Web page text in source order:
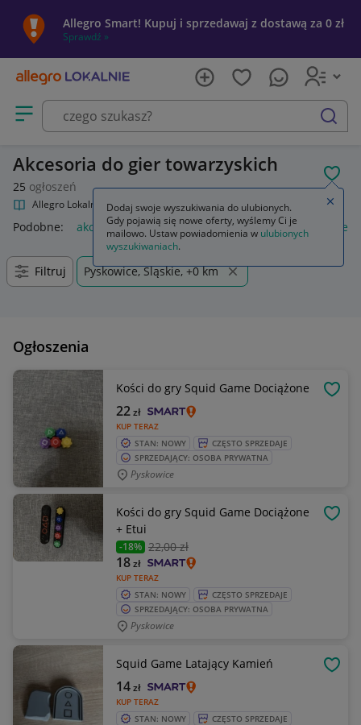
Allegro Smart! Kupuj i sprzedawaj z dostawą za 0 zł
Sprawdź »
Otwórz menu z kategoriami
szukaj
Akcesoria do gier towarzyskich
25 ogłoszeń
Allegro Lokalnie Kultura i rozrywka Gry Akcesoria
Podobne: akcesoria akcesoria wędkarskie akcesoria
Filtruj Pyskowice, Śląskie, +0 km
Ogłoszenia
Kości do gry Squid Game Dociążone
KUP TERAZ
22zł
STAN: NOWY
CZĘSTO SPRZEDAJE
SPRZEDAJĄCY: OSOBA PRYWATNA
Pyskowice
Kości do gry Squid Game Dociążone
+ Etui
-18% 22,00 zł
KUP TERAZ
18zł
STAN: NOWY
CZĘSTO SPRZEDAJE
SPRZEDAJĄCY: OSOBA PRYWATNA
Pyskowice
Squid Game Latający Kamień
KUP TERAZ
14zł
STAN: NOWY
CZĘSTO SPRZEDAJE
Dodaj swoje wyszukiwania do ulubionych.
Gdy pojawią się nowe oferty, wyślemy Ci je
mailowo. Ustaw powiadomienia w ulubionych
wyszukiwaniach.